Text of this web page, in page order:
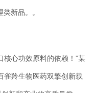
新品。。
核心功效原料的依赖！”某
雀羚生物医药双擎创新载